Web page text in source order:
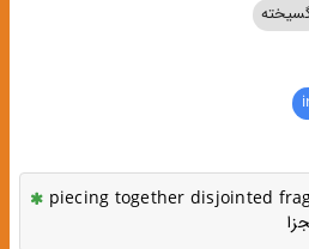
piecing together disjointed